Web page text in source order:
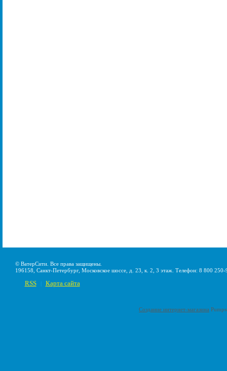
© ВатерСити. Все права защищены.
196158, Санкт-Петербург, Московское шоссе, д. 23, к. 2, 3 этаж. Телефон: 8 800
RSS Карта сайта
Создание интернет-магазина